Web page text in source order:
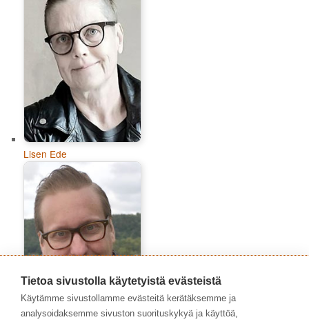
Lisen Ede
Tietoa sivustolla käytetyistä evästeistä
Käytämme sivustollamme evästeitä kerätäksemme ja
analysoidaksemme sivuston suorituskykyä ja käyttöä,